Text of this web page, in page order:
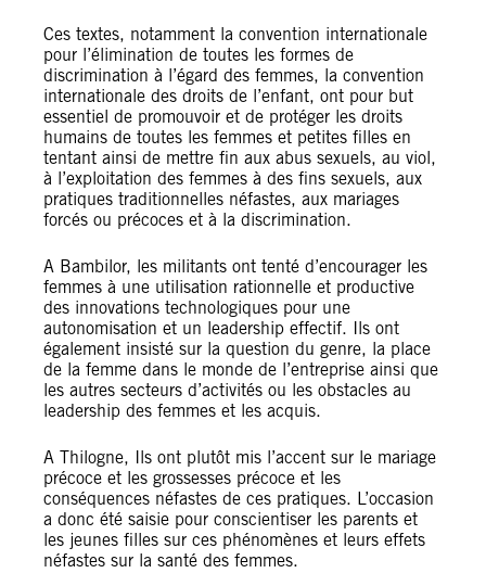
Ces textes, notamment la convention internationale
pour l’élimination de toutes les formes de
discrimination à l’égard des femmes, la convention
internationale des droits de l’enfant, ont pour but
essentiel de promouvoir et de protéger les droits
humains de toutes les femmes et petites filles en
tentant ainsi de mettre fin aux abus sexuels, au viol,
à l’exploitation des femmes à des fins sexuels, aux
pratiques traditionnelles néfastes, aux mariages
forcés ou précoces et à la discrimination.
A Bambilor, les militants ont tenté d’encourager les
femmes à une utilisation rationnelle et productive
des innovations technologiques pour une
autonomisation et un leadership effectif. Ils ont
également insisté sur la question du genre, la place
de la femme dans le monde de l’entreprise ainsi que
les autres secteurs d’activités ou les obstacles au
leadership des femmes et les acquis.
A Thilogne, Ils ont plutôt mis l’accent sur le mariage
précoce et les grossesses précoce et les
conséquences néfastes de ces pratiques. L’occasion
a donc été saisie pour conscientiser les parents et
les jeunes filles sur ces phénomènes et leurs effets
néfastes sur la santé des femmes.